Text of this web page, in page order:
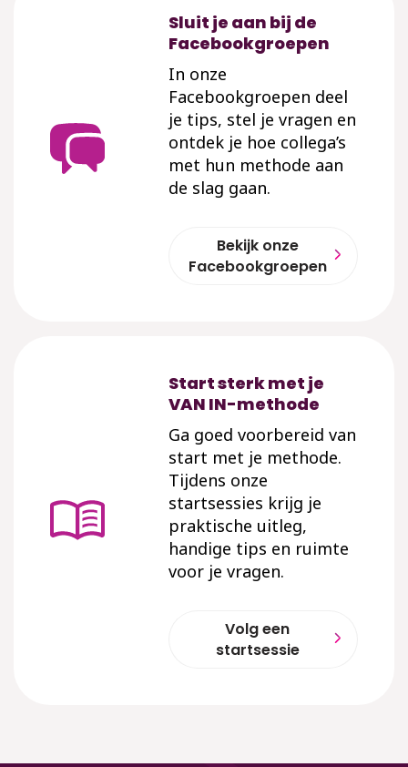
Sluit je aan bij de
Facebookgroepen
In onze
Facebookgroepen deel
je tips, stel je vragen en
ontdek je hoe collega’s
met hun methode aan
de slag gaan.
Bekijk onze
Facebookgroepen
Start sterk met je
VAN IN-methode
Ga goed voorbereid van
start met je methode.
Tijdens onze
startsessies krijg je
praktische uitleg,
handige tips en ruimte
voor je vragen.
Volg een
startsessie